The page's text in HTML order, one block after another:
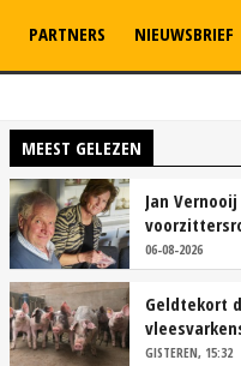
PARTNERS NIEUWSBRIEF
MEEST GELEZEN
Jan
Camps
06-08-2026
Geldtekort
vrije markt
GISTEREN, 15:32